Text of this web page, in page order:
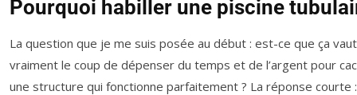
Pourquoi habiller une piscine
La question que je me suis posée au début : est-ce que ça vaut
vraiment le coup de dépenser du temps et de l’argent pour
une structure qui fonctionne parfaitement ? La réponse courte